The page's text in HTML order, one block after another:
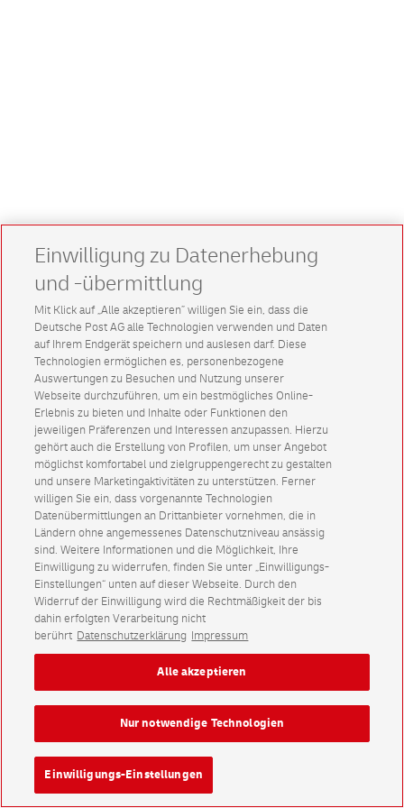
Einwilligung zu Datenerhebung
und -übermittlung
Mit Klick auf „Alle akzeptieren” willigen Sie ein, dass die
Deutsche Post AG alle Technologien verwenden und Daten
auf Ihrem Endgerät speichern und auslesen darf. Diese
Technologien ermöglichen es, personenbezogene
Auswertungen zu Besuchen und Nutzung unserer
Webseite durchzuführen, um ein bestmögliches Online-
Erlebnis zu bieten und Inhalte oder Funktionen den
jeweiligen Präferenzen und Interessen anzupassen. Hierzu
gehört auch die Erstellung von Profilen, um unser Angebot
möglichst komfortabel und zielgruppengerecht zu gestalten
und unsere Marketingaktivitäten zu unterstützen. Ferner
willigen Sie ein, dass vorgenannte Technologien
Datenübermittlungen an Drittanbieter vornehmen, die in
Ländern ohne angemessenes Datenschutzniveau ansässig
sind. Weitere Informationen und die Möglichkeit, Ihre
Einwilligung zu widerrufen, finden Sie unter „Einwilligungs-
Einstellungen“ unten auf dieser Webseite. Durch den
Widerruf der Einwilligung wird die Rechtmäßigkeit der bis
dahin erfolgten Verarbeitung nicht
berührt Datenschutzerklärung Impressum
Einwilligungs-Einstellungen
Nur notwendige Technologien
Alle akzeptieren